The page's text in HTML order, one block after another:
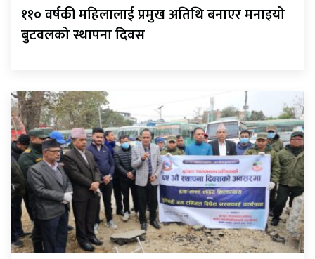
११० वर्षकी महिलालाई प्रमुख अतिथि बनाएर मनाइयो
बुटवलको स्थापना दिवस